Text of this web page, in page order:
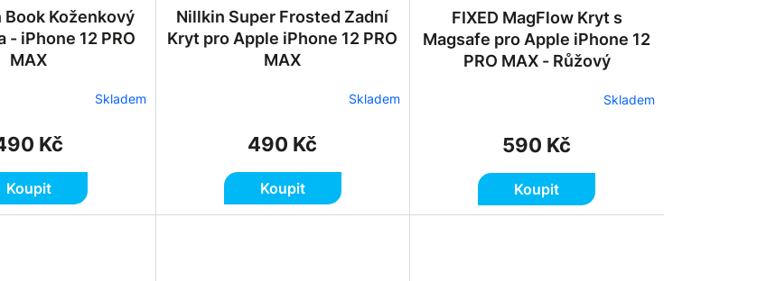
Book Koženkový
- iPhone 12 PRO
MAX
Skladem
Kč
Koupit
Nillkin Super Frosted Zadní
Kryt pro Apple iPhone 12 PRO
MAX
Skladem
490 Kč
Koupit
FIXED MagFlow Kryt s
Magsafe pro Apple iPhone 12
PRO MAX - Růžový
Skladem
590 Kč
Koupit